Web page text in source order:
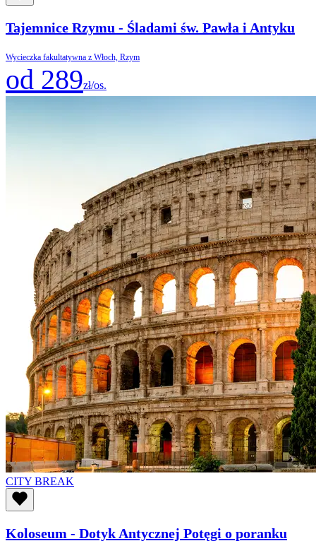
Tajemnice Rzymu - Śladami św. Pawła i Antyku
Wycieczka fakultatywna z Włoch, Rzym
od 289zł/os.
CITY BREAK
Koloseum - Dotyk Antycznej Potęgi o poranku